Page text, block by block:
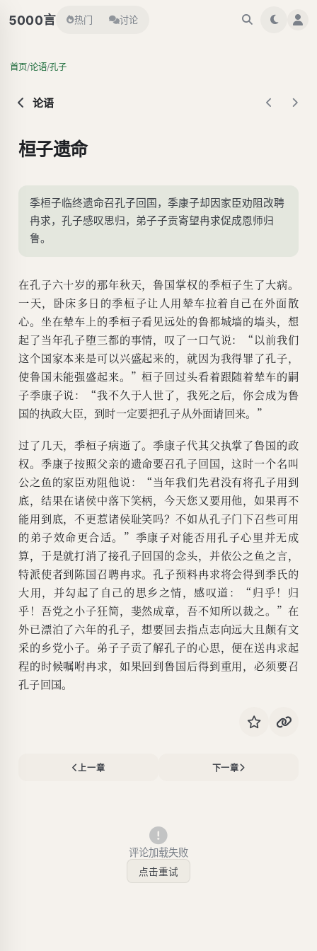
5000言 热门 讨论
首页/论语/孔子
论语
桓子遗命
季桓子临终遗命召孔子回国，季康子却因家臣劝阻改聘
冉求，孔子感叹思归，弟子子贡寄望冉求促成恩师归
鲁。
在孔子六十岁的那年秋天，鲁国掌权的季桓子生了大病。
一天，卧床多日的季桓子让人用辇车拉着自己在外面散
心。坐在辇车上的季桓子看见远处的鲁都城墙的墙头，想
起了当年孔子堕三都的事情，叹了一口气说：“以前我们
这个国家本来是可以兴盛起来的，就因为我得罪了孔子，
使鲁国未能强盛起来。”桓子回过头看着跟随着辇车的嗣
子季康子说：“我不久于人世了，我死之后，你会成为鲁
国的执政大臣，到时一定要把孔子从外面请回来。”
过了几天，季桓子病逝了。季康子代其父执掌了鲁国的政
权。季康子按照父亲的遗命要召孔子回国，这时一个名叫
公之鱼的家臣劝阻他说：“当年我们先君没有将孔子用到
底，结果在诸侯中落下笑柄，今天您又要用他，如果再不
能用到底，不更惹诸侯耻笑吗？不如从孔子门下召些可用
的弟子效命更合适。”季康子对能否用孔子心里并无成
算，于是就打消了接孔子回国的念头，并依公之鱼之言，
特派使者到陈国召聘冉求。孔子预料冉求将会得到季氏的
大用，并勾起了自己的思乡之情，感叹道：“归乎！归
乎！吾党之小子狂简，斐然成章，吾不知所以裁之。”在
外已漂泊了六年的孔子，想要回去指点志向远大且颇有文
采的乡党小子。弟子子贡了解孔子的心思，便在送冉求起
程的时候嘱咐冉求，如果回到鲁国后得到重用，必须要召
孔子回国。
上一章 下一章
评论加载失败
点击重试